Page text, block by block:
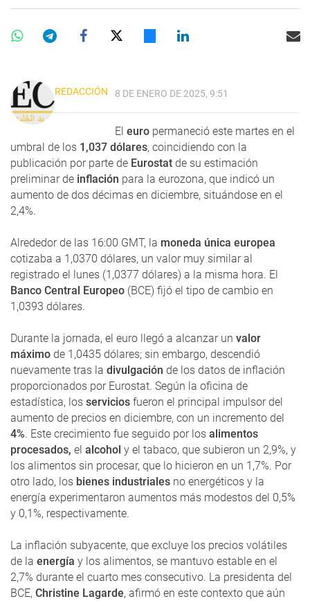
REDACCIÓN 8 DE ENERO DE 2025, 9:51
El euro permaneció este martes en el
umbral de los 1,037 dólares, coincidiendo con la
publicación por parte de Eurostat de su estimación
preliminar de inflación para la eurozona, que indicó un
aumento de dos décimas en diciembre, situándose en el
2,4%.
Alrededor de las 16:00 GMT, la moneda única europea
cotizaba a 1,0370 dólares, un valor muy similar al
registrado el lunes (1,0377 dólares) a la misma hora. El
Banco Central Europeo (BCE) fijó el tipo de cambio en
1,0393 dólares.
Durante la jornada, el euro llegó a alcanzar un valor
máximo de 1,0435 dólares; sin embargo, descendió
nuevamente tras la divulgación de los datos de inflación
proporcionados por Eurostat. Según la oficina de
estadística, los servicios fueron el principal impulsor del
aumento de precios en diciembre, con un incremento del
4%. Este crecimiento fue seguido por los alimentos
procesados, el alcohol y el tabaco, que subieron un 2,9%, y
los alimentos sin procesar, que lo hicieron en un 1,7%. Por
otro lado, los bienes industriales no energéticos y la
energía experimentaron aumentos más modestos del 0,5%
y 0,1%, respectivamente.
La inflación subyacente, que excluye los precios volátiles
de la energía y los alimentos, se mantuvo estable en el
2,7% durante el cuarto mes consecutivo. La presidenta del
BCE, Christine Lagarde, afirmó en este contexto que aún